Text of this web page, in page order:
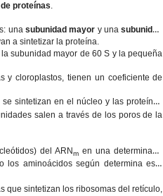
proteínas.
unasubunidad mayor y unasubunidad
a sintetizar la proteína.
subunidad mayor de 60 S y la pequeña
y cloroplastos, tienen un coeficiente de
sintetizan en el núcleo y las proteínas
salen a través de los poros de la
del ARNm en una determinada
los aminoácidos según determina esta
que sintetizan los ribosomas del retículo,